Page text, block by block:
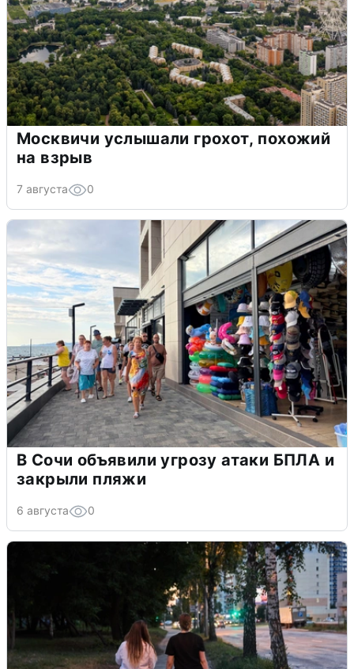
Москвичи услышали грохот, похожий
на взрыв
7 августа 0
В Сочи объявили угрозу атаки БПЛА и
закрыли пляжи
6 августа 0